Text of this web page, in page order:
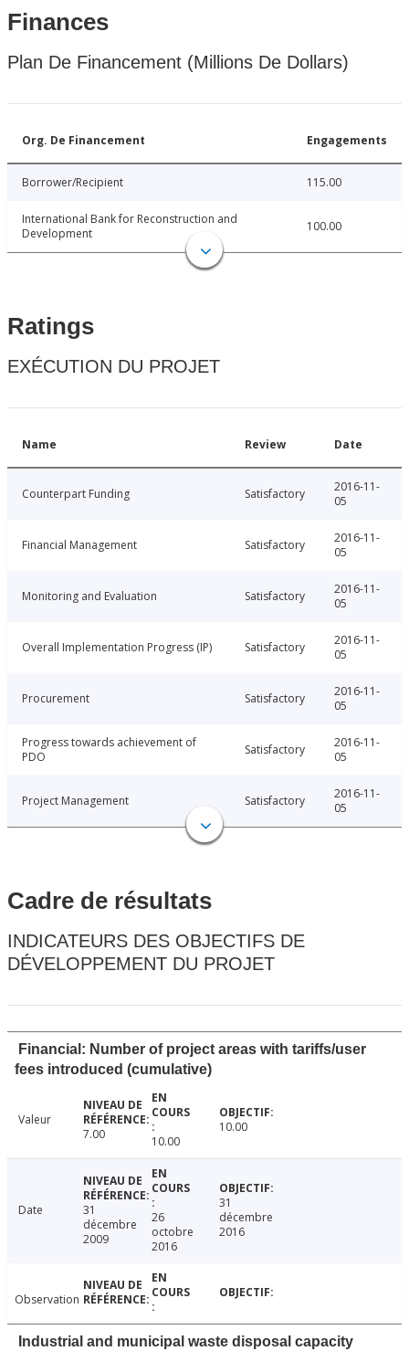
Finances
Plan De Financement (Millions De Dollars)
Org. De Financement Engagements
Borrower/Recipient 115.00
International Bank for Reconstruction and
Development
100.00
Ratings
EXÉCUTION DU PROJET
Name Review Date
Counterpart Funding Satisfactory
2016-11-
05
Financial Management Satisfactory
2016-11-
05
Monitoring and Evaluation Satisfactory
2016-11-
05
Overall Implementation Progress (IP) Satisfactory
2016-11-
05
Procurement Satisfactory
2016-11-
05
Progress towards achievement of
PDO
Satisfactory
2016-11-
05
Project Management Satisfactory
2016-11-
05
Cadre de résultats
INDICATEURS DES OBJECTIFS DE
DÉVELOPPEMENT DU PROJET
Financial: Number of project areas with tariffs/user
fees introduced (cumulative)
Valeur
7.00
10.00
10.00
Date
31
décembre
2009
26
octobre
2016
31
décembre
2016
Observation
Industrial and municipal waste disposal capacity